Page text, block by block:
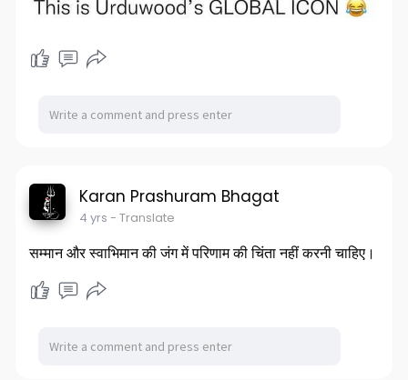
Karan Prashuram Bhagat
4 yrs - Translate
सम्मान और स्वाभिमान की जंग में परिणाम की चिंता नहीं करनी चाहिए।